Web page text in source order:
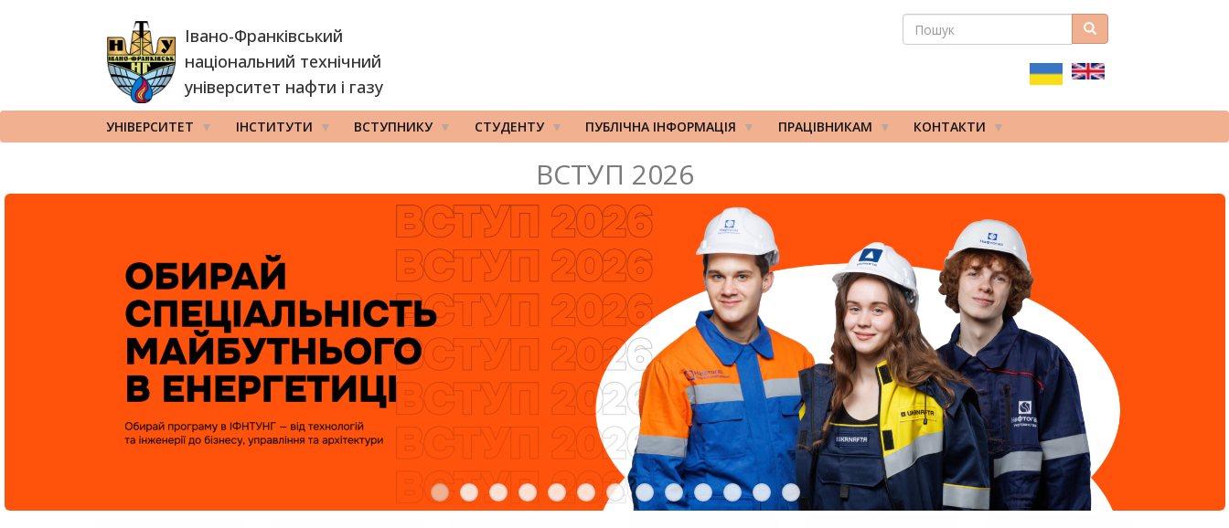
Івано-Франківський
національний технічний
університет нафти і газу
ПОШУКОВА
ПОШУК Пошук
УНІВЕРСИТЕТ ІНСТИТУТИ ВСТУПНИКУ СТУДЕНТУ ПУБЛІЧНА ІНФОРМАЦІЯ ПРАЦІВНИКАМ КОНТАКТИ
ВСТУП 2026